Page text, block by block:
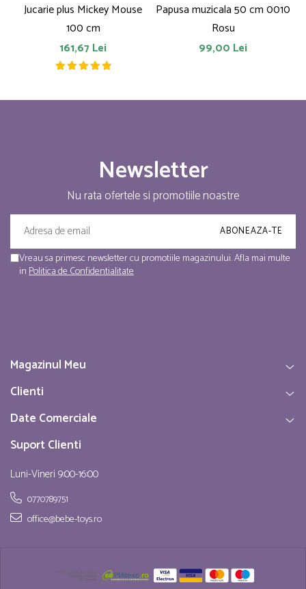
Jucarie plus Mickey Mouse
100 cm
161,67 Lei
Papusa muzicala 50 cm 0010
Rosu
99,00 Lei
Newsletter
Nu rata ofertele si promotiile noastre
Vreau sa primesc newsletter cu promotiile magazinului. Afla mai multe
inPolitica de Confidentialitate
Magazinul Meu
Clienti
Date Comerciale
Suport Clienti
Luni-Vineri 9:00-16:00
0770789751
office@bebe-toys.ro